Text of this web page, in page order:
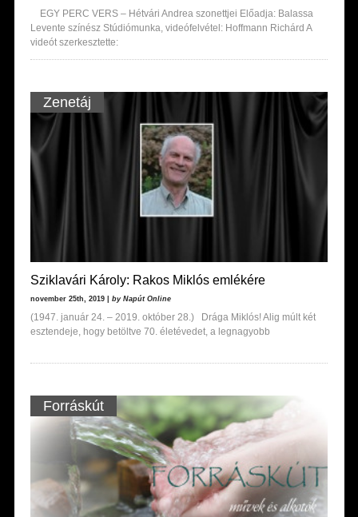
EGY PERC VERS – Hétvári Andrea szonettjei Előadja: Balassa
Levente színész Stúdiómunka, videófelvétel: Hoffmann Richárd A
videót szerkesztette:
Zenetáj
Sziklavári Károly: Rakos Miklós emlékére
november 25th, 2019 | by Napút Online
(1947. január 24. – 2019. október 28.) Drága Miklós! Alig múlt két
esztendeje, hogy betöltve 70. életévedet, a legnagyobb
Forráskút